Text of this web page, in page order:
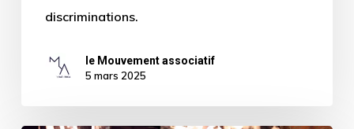
discriminations.
le Mouvement associatif
5 mars 2025